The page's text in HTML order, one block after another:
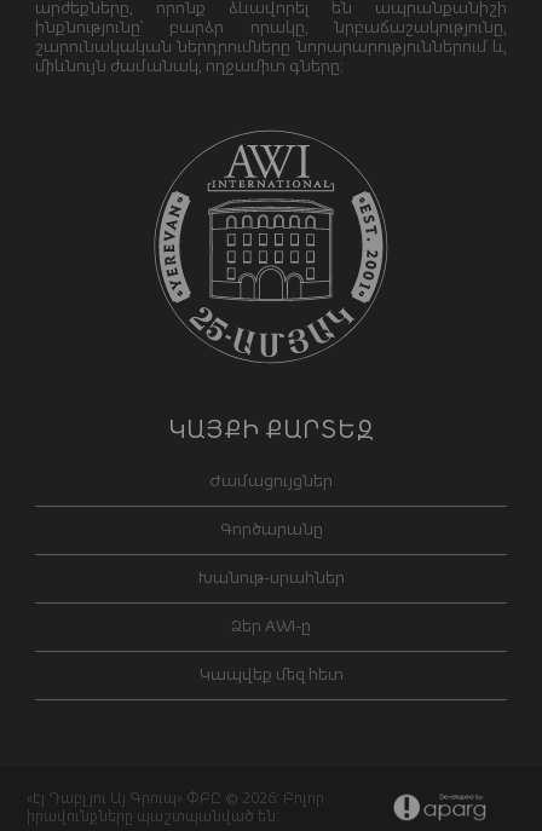
արժեքները, որոնք ձևավորել են ապրանքանիշի
ինքնությունը՝ բարձր որակը, նրբաճաշակությունը,
շարունակական ներդրումները նորարարություններում և,
միևնույն ժամանակ, ողջամիտ գները:
ԿԱՅՔԻ ՔԱՐՏԵԶ
Ժամացույցներ
Գործարանը
Խանութ-սրահներ
Ձեր AWI-ը
Կապվեք մեզ հետ
«Էյ Դաբլյու Այ Գրուպ» ՓԲԸ © 2026: Բոլոր
իրավունքները պաշտպանված են: